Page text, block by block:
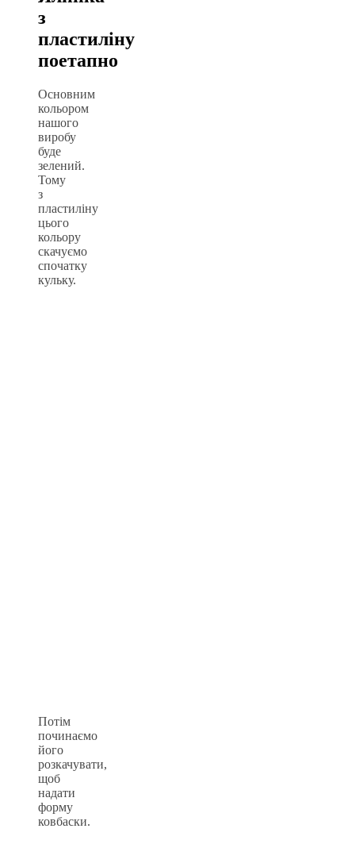
з
пластиліну
поетапно
Основним
кольором
нашого
виробу
буде
зелений.
Тому
з
пластиліну
цього
кольору
скачуємо
спочатку
кульку.
Потім
починаємо
його
розкачувати,
щоб
надати
форму
ковбаски.